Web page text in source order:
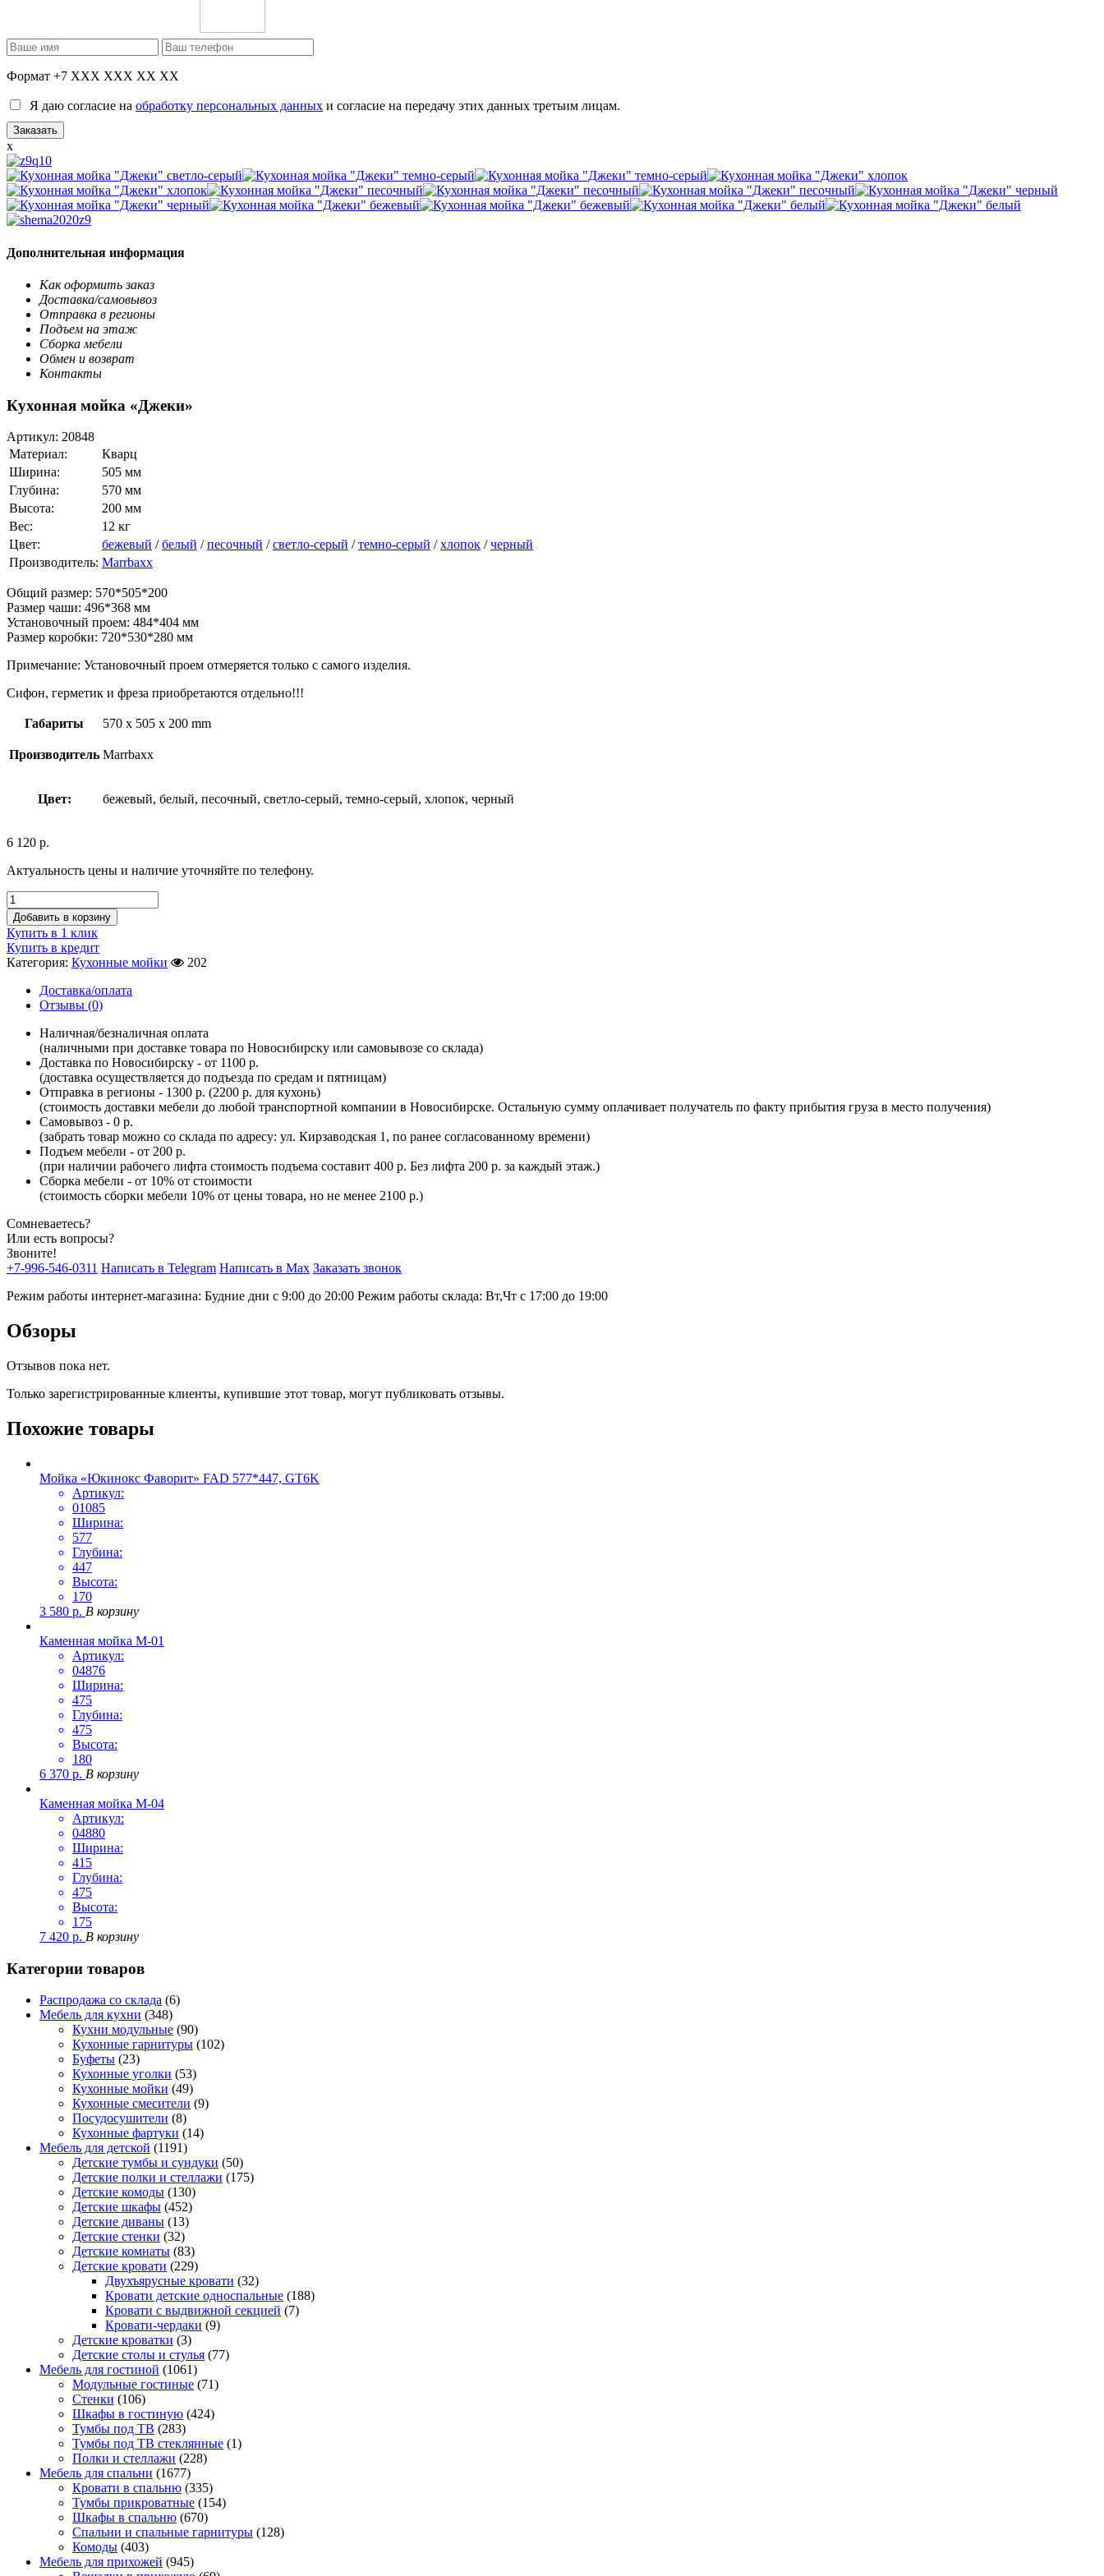
Формат +7 XXX XXX XX XX
Я даю согласие на обработку персональных данных и согласие на передачу этих данных третьим лицам.
x
Дополнительная информация
Как оформить заказ
Доставка/самовывоз
Отправка в регионы
Подъем на этаж
Сборка мебели
Обмен и возврат
Контакты
Кухонная мойка «Джеки»
Артикул: 20848
Материал:
Кварц
Ширина:
505 мм
Глубина:
570 мм
Высота:
200 мм
Вес:
12 кг
Цвет:
бежевый /белый /песочный /светло-серый /темно-серый /хлопок /черный
Производитель: Marrbaxx
Общий размер: 570*505*200
Размер чаши: 496*368 мм
Установочный проем: 484*404 мм
Размер коробки: 720*530*280 мм
Примечание: Установочный проем отмеряется только с самого изделия.
Сифон, герметик и фреза приобретаются отдельно!!!
Габариты 570 x 505 x 200 mm
Производитель Marrbaxx
Цвет: бежевый, белый, песочный, светло-серый, темно-серый, хлопок, черный
6 120 р.
Актуальность цены и наличие уточняйте по телефону.
Добавить в корзину
Купить в 1 клик
Купить в кредит
Категория: Кухонные мойки
202
Доставка/оплата
Отзывы (0)
Наличная/безналичная оплата
(наличными при доставке товара по Новосибирску или самовывозе со склада)
Доставка по Новосибирску - от 1100 р.
(доставка осуществляется до подъезда по средам и пятницам)
Отправка в регионы - 1300 р. (2200 р. для кухонь)
(стоимость доставки мебели до любой транспортной компании в Новосибирске. Остальную сумму оплачивает получатель по факту прибытия груза в место получения)
Самовывоз - 0 р.
(забрать товар можно со склада по адресу: ул. Кирзаводская 1, по ранее согласованному времени)
Подъем мебели - от 200 р.
(при наличии рабочего лифта стоимость подъема составит 400 р. Без лифта 200 р. за каждый этаж.)
Сборка мебели - от 10% от стоимости
(стоимость сборки мебели 10% от цены товара, но не менее 2100 р.)
Сомневаетесь?
Или есть вопросы?
Звоните!
+7-996-546-0311 Написать в Telegram Написать в Max Заказать звонок
Режим работы интернет-магазина: Будние дни с 9:00 до 20:00 Режим работы склада: Вт,Чт с 17:00 до 19:00
Обзоры
Отзывов пока нет.
Только зарегистрированные клиенты, купившие этот товар, могут публиковать отзывы.
Похожие товары
Мойка «Юкинокс Фаворит» FAD 577*447, GT6K
Артикул:
01085
Ширина:
577
Глубина:
447
Высота:
170
3 580 р. В корзину
Каменная мойка М-01
Артикул:
04876
Ширина:
475
Глубина:
475
Высота:
180
6 370 р. В корзину
Каменная мойка М-04
Артикул:
04880
Ширина:
415
Глубина:
475
Высота:
175
7 420 р. В корзину
Категории товаров
Распродажа со склада (6)
Мебель для кухни (348)
Кухни модульные (90)
Кухонные гарнитуры (102)
Буфеты (23)
Кухонные уголки (53)
Кухонные мойки (49)
Кухонные смесители (9)
Посудосушители (8)
Кухонные фартуки (14)
Мебель для детской (1191)
Детские тумбы и сундуки (50)
Детские полки и стеллажи (175)
Детские комоды (130)
Детские шкафы (452)
Детские диваны (13)
Детские стенки (32)
Детские комнаты (83)
Детские кровати (229)
Двухъярусные кровати (32)
Кровати детские односпальные (188)
Кровати с выдвижной секцией (7)
Кровати-чердаки (9)
Детские кроватки (3)
Детские столы и стулья (77)
Мебель для гостиной (1061)
Модульные гостиные (71)
Стенки (106)
Шкафы в гостиную (424)
Тумбы под ТВ (283)
Тумбы под ТВ стеклянные (1)
Полки и стеллажи (228)
Мебель для спальни (1677)
Кровати в спальню (335)
Тумбы прикроватные (154)
Шкафы в спальню (670)
Спальни и спальные гарнитуры (128)
Комоды (403)
Мебель для прихожей (945)